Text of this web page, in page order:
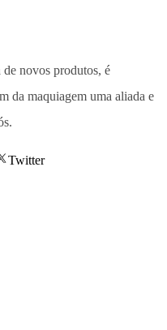
de novos produtos, é
da maquiagem uma aliada e
Twitter